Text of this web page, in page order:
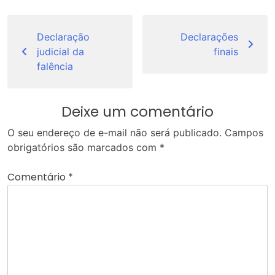
Post
Declaração
judicial da
falência
Declarações
finais
Deixe um comentário
O seu endereço de e-mail não será publicado. Campos
obrigatórios são marcados com *
Comentário *